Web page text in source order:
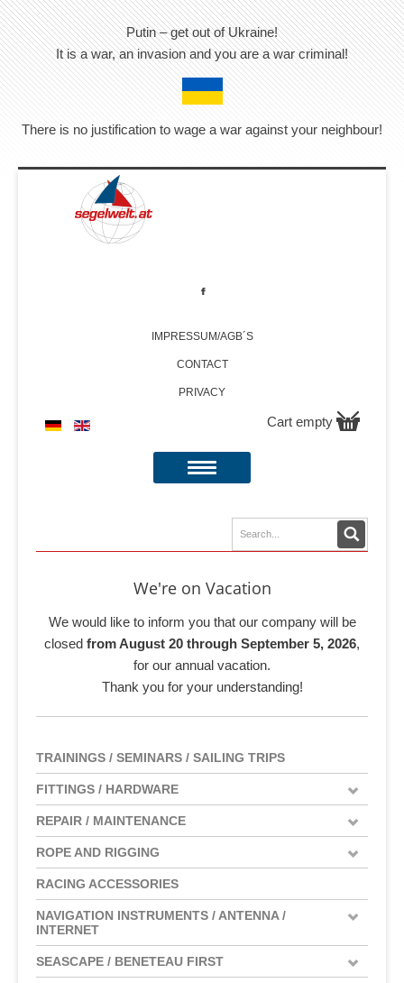
Putin – get out of Ukraine!
It is a war, an invasion and you are a war criminal!
There is no justification to wage a war against your neighbour!
IMPRESSUM/AGB´S
CONTACT
PRIVACY
Cart empty
We're on Vacation
We would like to inform you that our company will be
closed from August 20 through September 5, 2026,
for our annual vacation.
Thank you for your understanding!
TRAININGS / SEMINARS / SAILING TRIPS
FITTINGS / HARDWARE
REPAIR / MAINTENANCE
ROPE AND RIGGING
RACING ACCESSORIES
NAVIGATION INSTRUMENTS / ANTENNA /
INTERNET
SEASCAPE / BENETEAU FIRST